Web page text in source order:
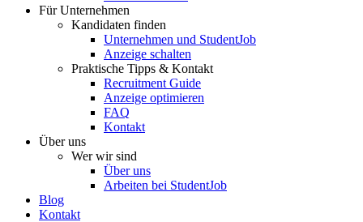
Für Unternehmen
Kandidaten finden
Unternehmen und StudentJob
Anzeige schalten
Praktische Tipps & Kontakt
Recruitment Guide
Anzeige optimieren
FAQ
Kontakt
Über uns
Wer wir sind
Über uns
Arbeiten bei StudentJob
Blog
Kontakt